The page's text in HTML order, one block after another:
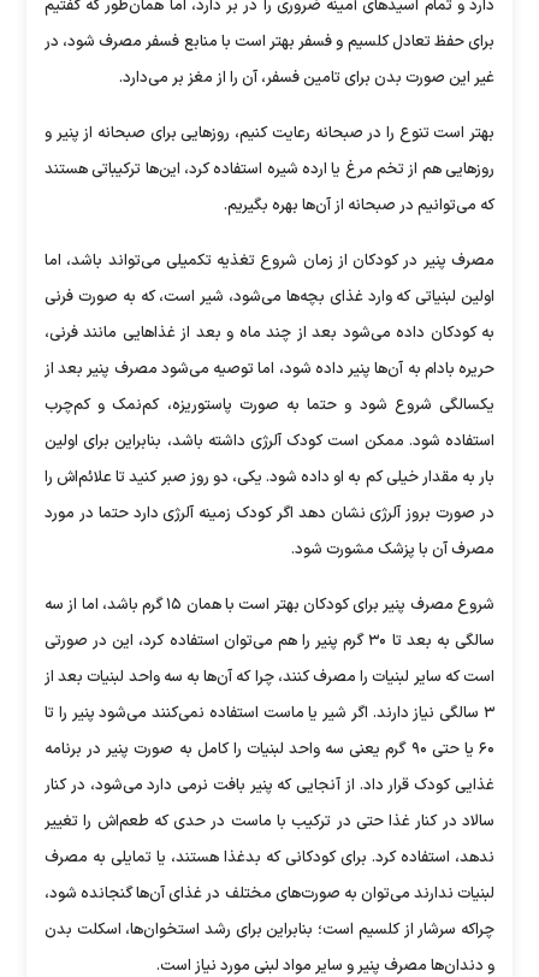
دارد و تمام اسید‌های آمینه ضروری را در بر دارد، اما همان‌طور که گفتیم
برای حفظ تعادل کلسیم و فسفر بهتر است با منابع فسفر مصرف شود، در
غیر این صورت بدن برای تامین فسفر، آن را از مغز بر می‌دارد.
بهتر است تنوع را در صبحانه رعایت کنیم، روز‌هایی برای صبحانه از پنیر و
روز‌هایی هم از تخم مرغ یا ارده شیره استفاده کرد، این‌ها ترکیباتی هستند
که می‌توانیم در صبحانه از آن‌ها بهره بگیریم.
مصرف پنیر در کودکان از زمان شروع تغذیه تکمیلی می‌تواند باشد، اما
اولین لبنیاتی که وارد غذای بچه‌ها می‌شود، شیر است، که به صورت فرنی
به کودکان داده می‌شود بعد از چند ماه و بعد از غذا‌هایی مانند فرنی،
حریره بادام به آن‌ها پنیر داده شود، اما توصیه می‌شود مصرف پنیر بعد از
یکسالگی شروع شود و حتما به صورت پاستوریزه، کم‌نمک و کم‌چرب
استفاده شود. ممکن است کودک آلرژی داشته باشد، بنابراین برای اولین
بار به مقدار خیلی کم به او داده شود. یکی، دو روز صبر کنید تا علائم‌اش را
در صورت بروز آلرژی نشان دهد اگر کودک زمینه آلرژی دارد حتما در مورد
مصرف آن با پزشک مشورت شود.
شروع مصرف پنیر برای کودکان بهتر است با همان ۱۵ گرم باشد، اما از سه
سالگی به بعد تا ۳۰ گرم پنیر را هم می‌توان استفاده کرد، این در صورتی
است که سایر لبنیات را مصرف کنند، چرا که آن‌ها به سه واحد لبنیات بعد از
۳ سالگی نیاز دارند. اگر شیر یا ماست استفاده نمی‌کنند می‌شود پنیر را تا
۶۰ یا حتی ۹۰ گرم یعنی سه واحد لبنیات را کامل به صورت پنیر در برنامه
غذایی کودک قرار داد. از آنجایی که پنیر بافت نرمی دارد می‌شود، در کنار
سالاد در کنار غذا حتی در ترکیب با ماست در حدی که طعم‌اش را تغییر
ندهد، استفاده کرد. برای کودکانی که بدغذا هستند، یا تمایلی به مصرف
لبنیات ندارند می‌توان به صورت‌های مختلف در غذای آن‌ها گنجانده شود،
چراکه سرشار از کلسیم است؛ بنابراین برای رشد استخوان‌ها، اسکلت بدن
و دندان‌ها مصرف پنیر و سایر مواد لبنی مورد نیاز است.